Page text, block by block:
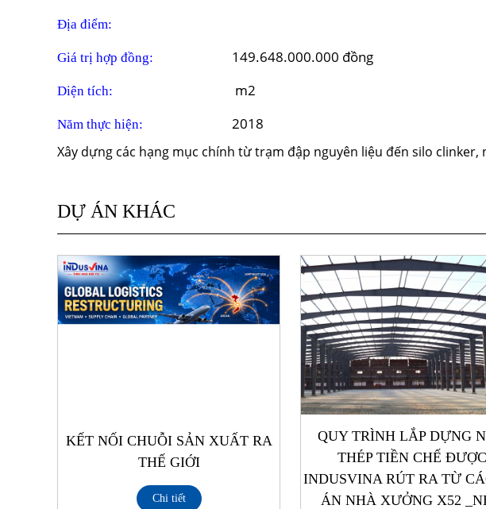
Địa điểm:
Giá trị hợp đồng: 149.648.000.000 đồng
Diện tích: m2
Năm thực hiện: 2018
Xây dựng các hạng mục chính từ trạm đập nguyên liệu đến silo
DỰ ÁN KHÁC
KẾT NỐI CHUỖI SẢN XUẤT RA
THẾ GIỚI
Chi tiết
QUY TRÌNH LẮP DỰNG
THÉP TIỀN CHẾ ĐƯỢC
INDUSVINA RÚT RA TỪ
ÁN NHÀ XƯỞNG X52